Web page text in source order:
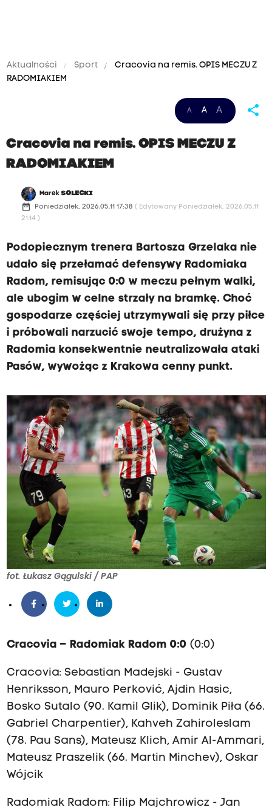
Aktualności Sport
Cracovia na remis. OPIS MECZU Z
RADOMIAKIEM
A A A share
Cracovia na remis. OPIS MECZU Z
RADOMIAKIEM
MarekSOLECKI
date_range Poniedziałek, 2026.05.11 17:38 ( Edytowany Poniedziałek, 2026.05.11
21:14 )
Podopiecznym trenera Bartosza Grzelaka nie
udało się przełamać defensywy Radomiaka
Radom, remisując 0:0 w meczu pełnym walki,
ale ubogim w celne strzały na bramkę. Choć
gospodarze częściej utrzymywali się przy piłce
i próbowali narzucić swoje tempo, drużyna z
Radomia konsekwentnie neutralizowała ataki
Pasów, wywożąc z Krakowa cenny punkt.
fot. Łukasz Gągulski / PAP
Cracovia – Radomiak Radom 0:0 (0:0)
Cracovia: Sebastian Madejski - Gustav
Henriksson, Mauro Perković, Ajdin Hasic,
Bosko Sutalo (90. Kamil Glik), Dominik Piła (66.
Gabriel Charpentier), Kahveh Zahiroleslam
(78. Pau Sans), Mateusz Klich, Amir Al-Ammari,
Mateusz Praszelik (66. Martin Minchev), Oskar
Wójcik
Radomiak Radom: Filip Majchrowicz - Jan